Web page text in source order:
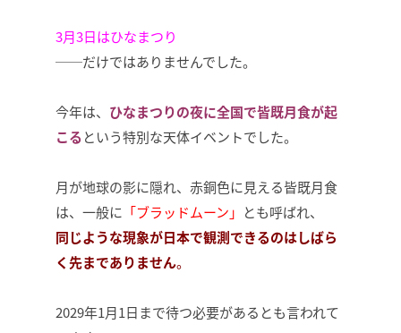
3月3日はひなまつり
──だけではありませんでした。
今年は、 ひなまつりの夜に全国で皆既月食が起
こる という特別な天体イベントでした。
月が地球の影に隠れ、赤銅色に見える皆既月食
は、一般に 「ブラッドムーン」 とも呼ばれ、
同じような現象が日本で観測できるのはしばら
く先までありません。
2029年1月1日まで待つ必要があるとも言われて